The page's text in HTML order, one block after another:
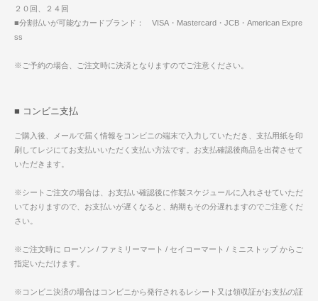
２０回、２４回
■分割払いが可能なカードブランド： VISA・Mastercard・JCB・American Expre
ss
※ご予約の場合、ご注文時に決済となりますのでご注意ください。
■ コンビニ支払
ご購入後、メールで届く情報をコンビニの端末で入力していただき、支払用紙を印
刷してレジにてお支払いいただく支払い方法です。お支払確認後商品を出荷させて
いただきます。
※シートご注文の場合は、お支払い確認後に作製スケジュールに入れさせていただ
いておりますので、お支払いが遅くなると、納期もその分遅れますのでご注意くだ
さい。
※ご注文時に ローソン / ファミリーマート / セイコーマート / ミニストップ からご
指定いただけます。
※コンビニ決済の場合はコンビニから発行されるレシート又は領収証がお支払の証